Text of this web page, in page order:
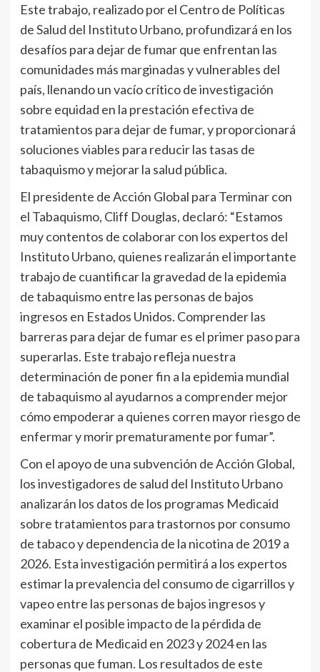
Este trabajo, realizado por el Centro de Políticas
de Salud del Instituto Urbano, profundizará en los
desafíos para dejar de fumar que enfrentan las
comunidades más marginadas y vulnerables del
país, llenando un vacío crítico de investigación
sobre equidad en la prestación efectiva de
tratamientos para dejar de fumar, y proporcionará
soluciones viables para reducir las tasas de
tabaquismo y mejorar la salud pública.
El presidente de Acción Global para Terminar con
el Tabaquismo, Cliff Douglas, declaró: “Estamos
muy contentos de colaborar con los expertos del
Instituto Urbano, quienes realizarán el importante
trabajo de cuantificar la gravedad de la epidemia
de tabaquismo entre las personas de bajos
ingresos en Estados Unidos. Comprender las
barreras para dejar de fumar es el primer paso para
superarlas. Este trabajo refleja nuestra
determinación de poner fin a la epidemia mundial
de tabaquismo al ayudarnos a comprender mejor
cómo empoderar a quienes corren mayor riesgo de
enfermar y morir prematuramente por fumar”.
Con el apoyo de una subvención de Acción Global,
los investigadores de salud del Instituto Urbano
analizarán los datos de los programas Medicaid
sobre tratamientos para trastornos por consumo
de tabaco y dependencia de la nicotina de 2019 a
2026. Esta investigación permitirá a los expertos
estimar la prevalencia del consumo de cigarrillos y
vapeo entre las personas de bajos ingresos y
examinar el posible impacto de la pérdida de
cobertura de Medicaid en 2023 y 2024 en las
personas que fuman. Los resultados de este